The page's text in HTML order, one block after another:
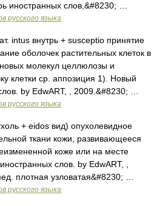
иностранных слов,&#8230; …
русского языка
intus внутрь + susceptio принятие
оболочек растительных клеток в
молекул целлюлозы и
клетки ср. аппозиция 1). Новый
by EdwART, , 2009.&#8230; …
русского языка
+ eidos вид) опухолевидное
ткани кожи, развивающееся
коже или на месте
слов. by EdwART, ,
плотная узловатая&#8230; …
русского языка